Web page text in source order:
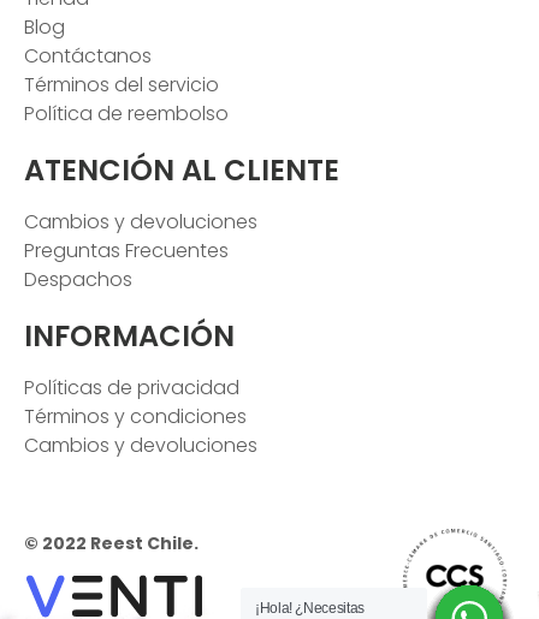
Blog
Contáctanos
Términos del servicio
Política de reembolso
ATENCIÓN AL CLIENTE
Cambios y devoluciones
Preguntas Frecuentes
Despachos
INFORMACIÓN
Políticas de privacidad
Términos y condiciones
Cambios y devoluciones
© 2022 Reest Chile.
¡Hola! ¿Necesitas
¡Hola! ¿Necesitas
¡Hola! ¿Necesitas
¡Hola! ¿Necesitas
¡Hola! ¿Necesitas
¡Hola! ¿Necesitas
¡Hola! ¿Necesitas
¡Hola! ¿Necesitas
¡Hola! ¿Necesitas
¡Hola! ¿Necesitas
¡Hola! ¿Necesitas